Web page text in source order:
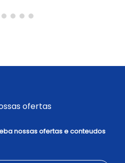
ofertas
nossas ofertas e conteudos